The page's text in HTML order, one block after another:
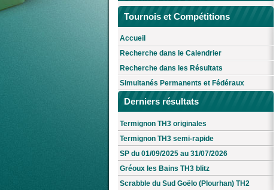
Tournois et Compétitions
Accueil
Recherche dans le Calendrier
Recherche dans les Résultats
Simultanés Permanents et Fédéraux
Derniers résultats
Termignon TH3 originales
Termignon TH3 semi-rapide
SP du 01/09/2025 au 31/07/2026
Gréoux les Bains TH3 blitz
Scrabble du Sud Goëlo (Plourhan) TH2